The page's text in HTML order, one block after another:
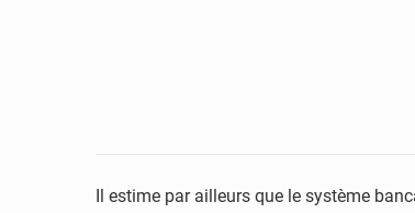
Il estime par ailleurs que le système